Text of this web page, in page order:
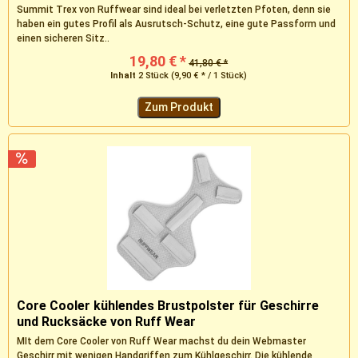
Summit Trex von Ruffwear sind ideal bei verletzten Pfoten, denn sie
haben ein gutes Profil als Ausrutsch-Schutz, eine gute Passform und
einen sicheren Sitz..
19,80 € * 41,80 € *
Inhalt2 Stück(9,90 € * / 1 Stück)
Zum Produkt
Core Cooler kühlendes Brustpolster für Geschirre
und Rucksäcke von Ruff Wear
MIt dem Core Cooler von Ruff Wear machst du dein Webmaster